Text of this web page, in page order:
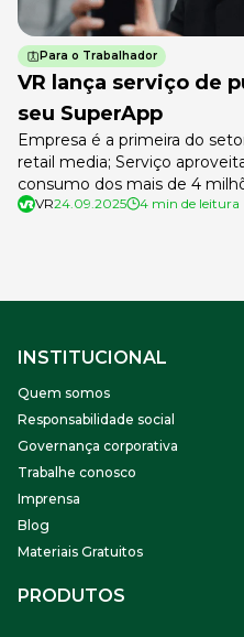
Para o Trabalhador
VR lança serviço de
seu SuperApp
Empresa é a primeira do
retail media; Serviço
consumo dos mais de 4
A VR, ecossistema de
VR24.09.2025 4 min de leitura
INSTITUCIONAL
Quem somos
Responsabilidade social
Governança corporativa
Trabalhe conosco
Imprensa
Blog
Materiais Gratuitos
PRODUTOS